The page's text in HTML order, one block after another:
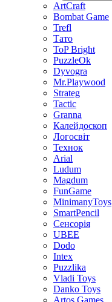
ArtCraft
Bombat Game
Trefl
Тато
ToP Bright
PuzzleOk
Dyvogra
Mr.Playwood
Strateg
Tactic
Granna
Калейдоскоп
Логосвіт
Технок
Arial
Ludum
Magdum
FunGame
MinimanyToys
SmartPencil
Сенсорія
UBEE
Dodo
Intex
Puzzlika
Vladi Toys
Danko Toys
Artos Games